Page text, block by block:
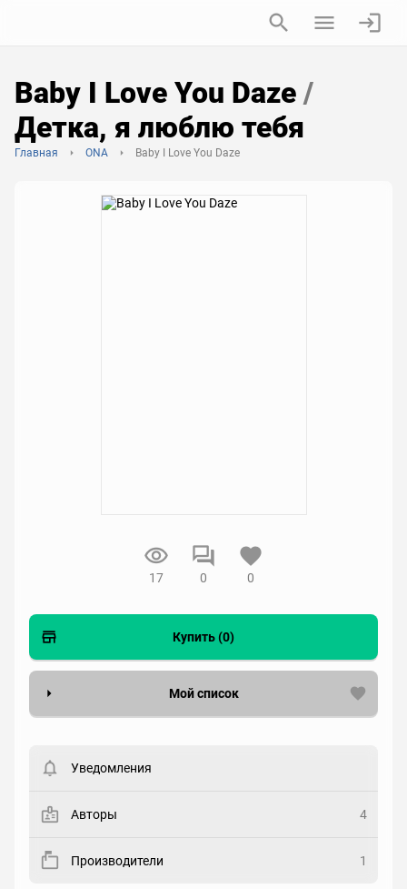
Baby I Love You Daze /
Детка, я люблю тебя
Главная ONA Baby I Love You Daze
17 0 0
Купить (0)
Мой список
Статус
Уведомления
Авторы 4
Производители 1